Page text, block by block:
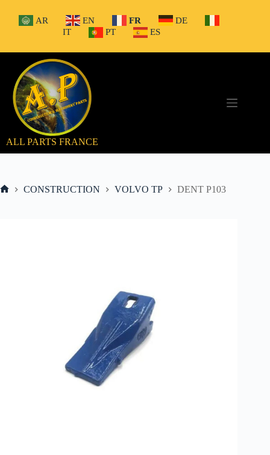
contenu
AR EN FR
DE
IT
PT ES
ALL PARTS FRANCE
CONSTRUCTION VOLVO TP DENT P103